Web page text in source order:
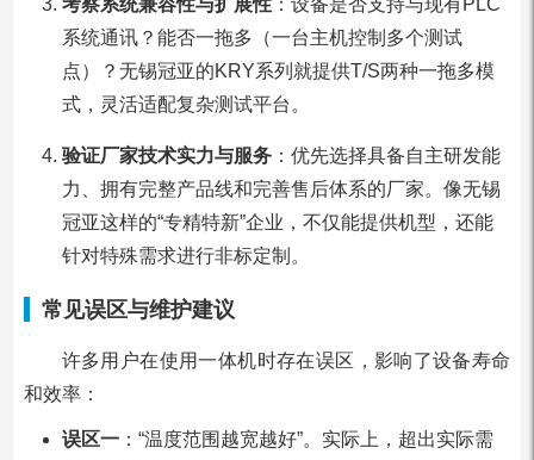
系统通讯？能否一拖多（一台主机控制多个测试
点）？无锡冠亚的KRY系列就提供T/S两种一拖多模
式，灵活适配复杂测试平台。
验证厂家技术实力与服务：优先选择具备自主研发能
力、拥有完整产品线和完善售后体系的厂家。像无锡
冠亚这样的“专精特新”企业，不仅能提供机型，还能
针对特殊需求进行非标定制。
常见误区与维护建议
许多用户在使用一体机时存在误区，影响了设备寿命
和效率：
误区一：“温度范围越宽越好”。实际上，超出实际需